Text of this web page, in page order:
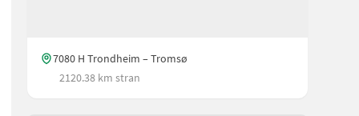
7080 H Trondheim – Tromsø
2120.38 km stran